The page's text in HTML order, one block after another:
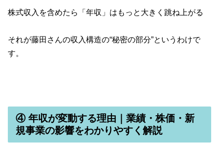
株式収入を含めたら「年収」はもっと大きく跳ね上がる
それが藤田さんの収入構造の“秘密の部分”というわけで
す。
④ 年収が変動する理由｜業績・株価・新
規事業の影響をわかりやすく解説